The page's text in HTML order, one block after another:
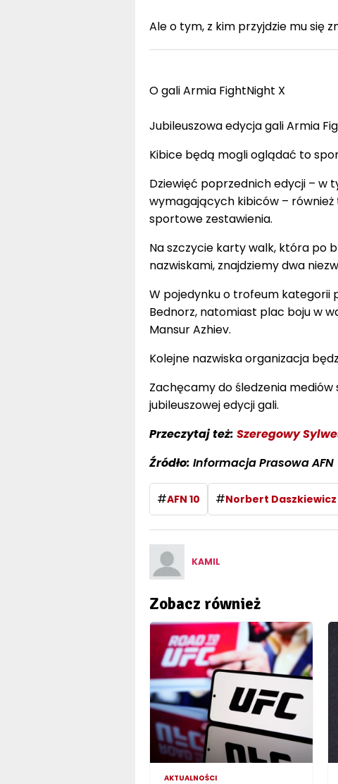
Ale o tym, z kim przyjdzie mu się
O gali Armia FightNight X
Jubileuszowa edycja gali Armia
Kibice będą mogli oglądać to
Dziewięć poprzednich edycji – w
wymagających kibiców –
sportowe zestawienia.
Na szczycie karty walk, która po
nazwiskami, znajdziemy dwa
W pojedynku o trofeum kategorii
Bednorz, natomiast plac boju w
Mansur Azhiev.
Kolejne nazwiska organizacja
Zachęcamy do śledzenia
jubileuszowej edycji gali.
Przeczytaj też: Szeregowy
Źródło: Informacja Prasowa AFN
#AFN 10 #Norbert Daszkiewicz
KAMIL
Zobacz również
AKTUALNOŚCI